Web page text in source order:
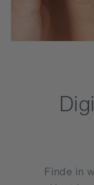
Finde in